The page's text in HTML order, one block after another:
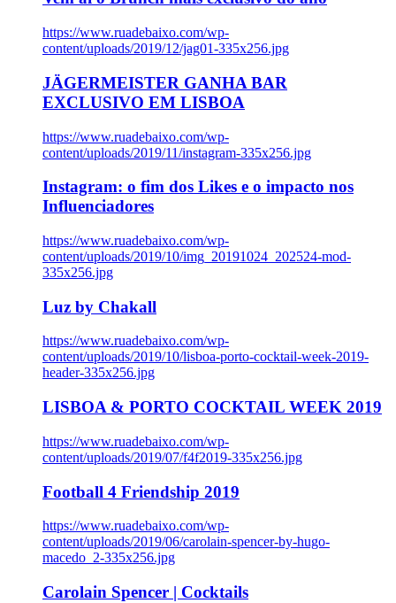
https://www.ruadebaixo.com/wp-
content/uploads/2019/12/jag01-335x256.jpg
JÄGERMEISTER GANHA BAR
EXCLUSIVO EM LISBOA
https://www.ruadebaixo.com/wp-
content/uploads/2019/11/instagram-335x256.jpg
Instagram: o fim dos Likes e o impacto nos
Influenciadores
https://www.ruadebaixo.com/wp-
content/uploads/2019/10/img_20191024_202524-mod-
335x256.jpg
Luz by Chakall
https://www.ruadebaixo.com/wp-
content/uploads/2019/10/lisboa-porto-cocktail-week-2019-
header-335x256.jpg
LISBOA & PORTO COCKTAIL WEEK 2019
https://www.ruadebaixo.com/wp-
content/uploads/2019/07/f4f2019-335x256.jpg
Football 4 Friendship 2019
https://www.ruadebaixo.com/wp-
content/uploads/2019/06/carolain-spencer-by-hugo-
macedo_2-335x256.jpg
Carolain Spencer | Cocktails